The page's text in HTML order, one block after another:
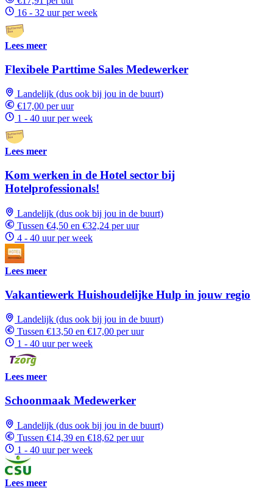
16 - 32 uur per week
Lees meer
Flexibele Parttime Sales Medewerker
Landelijk (dus ook bij jou in de buurt)
€17,00 per uur
1 - 40 uur per week
Lees meer
Kom werken in de Hotel sector bij
Hotelprofessionals!
Landelijk (dus ook bij jou in de buurt)
Tussen €4,50 en €32,24 per uur
4 - 40 uur per week
Lees meer
Vakantiewerk Huishoudelijke Hulp in jouw regio
Landelijk (dus ook bij jou in de buurt)
Tussen €13,50 en €17,00 per uur
1 - 40 uur per week
Lees meer
Schoonmaak Medewerker
Landelijk (dus ook bij jou in de buurt)
Tussen €14,39 en €18,62 per uur
1 - 40 uur per week
Lees meer